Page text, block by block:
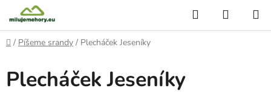
na
obsah
Hledat
KOŠÍK
Domů
/ Píšeme srandy / Plecháček Jeseníky
Plecháček Jeseníky